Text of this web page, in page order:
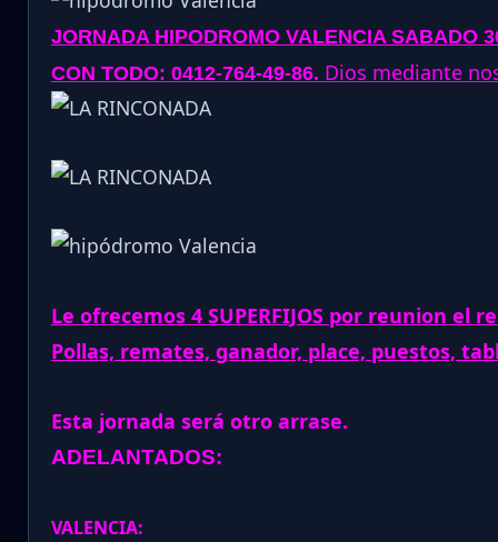
JORNADA HIPODROMO VALENCIA SABADO
CON TODO: 0412-764-49-86. Dios mediante
Le ofrecemos 4 SUPERFIJOS por reunion el
Pollas, remates, ganador, place, puestos,
Esta jornada será otro arrase.
ADELANTADOS:
VALENCIA: